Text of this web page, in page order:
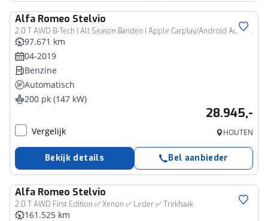
Alfa Romeo Stelvio
2.0 T AWD B-Tech | All Season Banden | Apple Carplay/Android Auto | Afneembare Trekhaak | Memory Seats
97.671 km
04-2019
Benzine
Automatisch
200 pk (147 kW)
28.945,-
Vergelijk HOUTEN
Bekijk details Bel aanbieder
Alfa Romeo Stelvio
2.0 T AWD First Edition ✅ Xenon ✅ Leder ✅ Trekhaak
161.525 km